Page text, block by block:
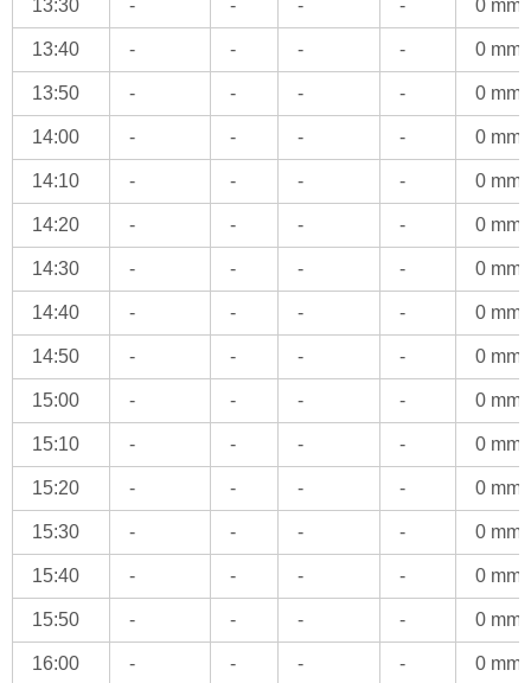
13:30 - - - - 0 mm
13:40 - - - - 0 mm
13:50 - - - - 0 mm
14:00 - - - - 0 mm
14:10 - - - - 0 mm
14:20 - - - - 0 mm
14:30 - - - - 0 mm
14:40 - - - - 0 mm
14:50 - - - - 0 mm
15:00 - - - - 0 mm
15:10 - - - - 0 mm
15:20 - - - - 0 mm
15:30 - - - - 0 mm
15:40 - - - - 0 mm
15:50 - - - - 0 mm
16:00 - - - - 0 mm